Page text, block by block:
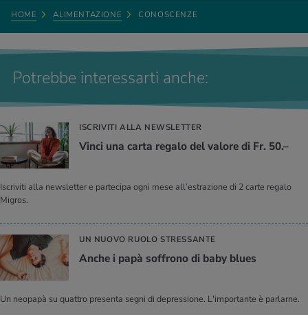
HOME ALIMENTAZIONE CONOSCENZE
Potrebbe interessarti anche:
ISCRIVITI ALLA NEWSLETTER
Vinci una carta regalo del valore di Fr. 50.–
Iscriviti alla newsletter e partecipa ogni mese all’estrazione di 2 carte regalo
Migros.
UN NUOVO RUOLO STRESSANTE
Anche i papà soffrono di baby blues
Un neopapà su quattro presenta segni di depressione. L'importante è parlarne.